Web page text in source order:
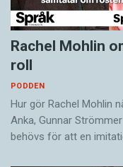
Rachel Mohlin
roll
PODDEN
Hur gör Rachel Mohlin
Anka, Gunnar
behövs för att en